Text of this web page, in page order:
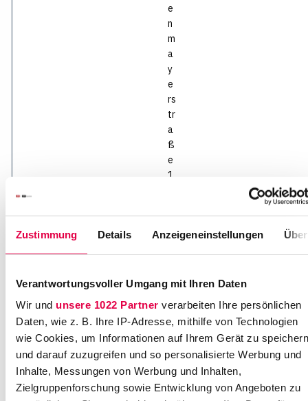
Zustimmung Details Anzeigeneinstellungen
Verantwortungsvoller Umgang mit Ihren Daten
Wir und unsere 1022 Partner verarbeiten Ihre persönlichen
Daten, wie z. B. Ihre IP-Adresse, mithilfe von Technologien
wie Cookies, um Informationen auf Ihrem Gerät zu speichern
und darauf zuzugreifen und so personalisierte Werbung und
Inhalte, Messungen von Werbung und Inhalten,
Zielgruppenforschung sowie Entwicklung von Angeboten zu
e
n
m
a
y
e
rs
tr
a
ß
e
1
5
3
M
n
c
h
e
n
B